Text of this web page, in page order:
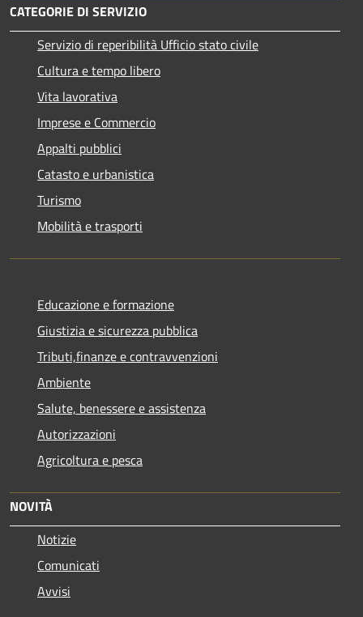
CATEGORIE DI SERVIZIO
Servizio di reperibilità Ufficio stato civile
Cultura e tempo libero
Vita lavorativa
Imprese e Commercio
Appalti pubblici
Catasto e urbanistica
Turismo
Mobilità e trasporti
Educazione e formazione
Giustizia e sicurezza pubblica
Tributi,finanze e contravvenzioni
Ambiente
Salute, benessere e assistenza
Autorizzazioni
Agricoltura e pesca
NOVITÀ
Notizie
Comunicati
Avvisi